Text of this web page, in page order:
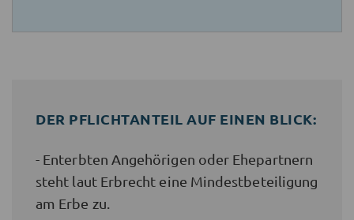
DER PFLICHTANTEIL AUF EINEN BLICK:
- Enterbten Angehörigen oder Ehepartnern
steht laut Erbrecht eine Mindestbeteiligung
am Erbe zu.